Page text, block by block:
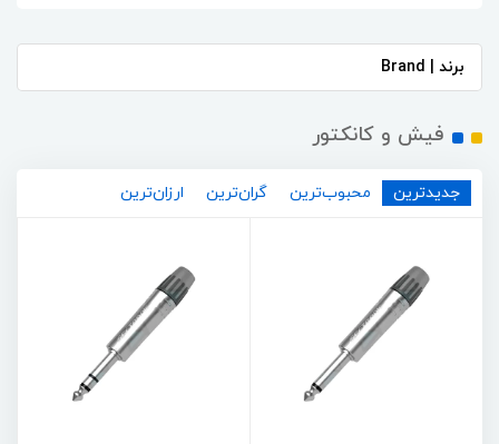
برند | Brand
فیش و کانکتور
جدیدترین محبوب‌ترین گران‌ترین ارزان‌ترین